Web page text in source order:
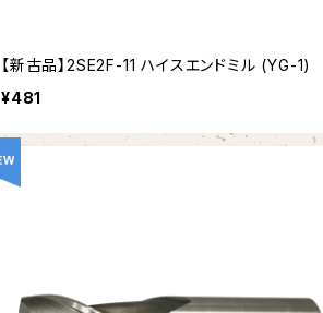
【新古品】2SE2F-11 ハイスエンドミル (YG-1)
¥481